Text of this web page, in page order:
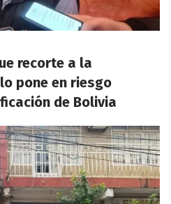
recorte a la
pone en riesgo
de Bolivia